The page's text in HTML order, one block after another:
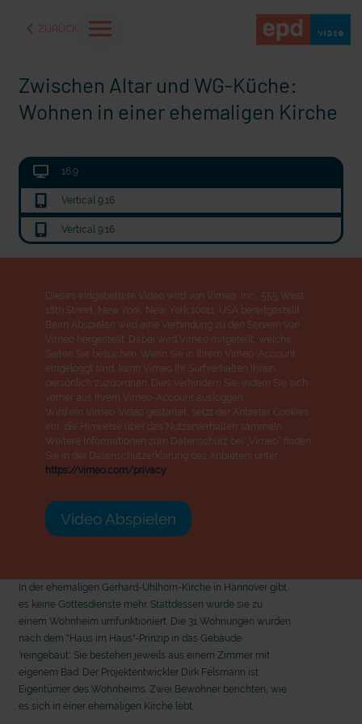
ZURÜCK
in der Ukraine 72 Stunden Musik
mit epd Text
Zwischen Altar und WG-Küche:
Wohnen in einer ehemaligen Kirche
16:9
Vertical 9:16
Vertical 9:16
Dieses eingebettete Video wird von Vimeo, Inc., 555 West
18th Street, New York, New York 10011, USA bereitgestellt.
Beim Abspielen wird eine Verbindung zu den Servern von
Vimeo hergestellt. Dabei wird Vimeo mitgeteilt, welche
Seiten Sie besuchen. Wenn Sie in Ihrem Vimeo-Account
eingeloggt sind, kann Vimeo Ihr Surfverhalten Ihnen
persönlich zuzuordnen. Dies verhindern Sie, indem Sie sich
vorher aus Ihrem Vimeo-Account ausloggen.
Wird ein Vimeo-Video gestartet, setzt der Anbieter Cookies
ein, die Hinweise über das Nutzerverhalten sammeln.
Weitere Informationen zum Datenschutz bei „Vimeo“ finden
Sie in der Datenschutzerklärung des Anbieters unter:
https://vimeo.com/privacy
Video Abspielen
In der ehemaligen Gerhard-Uhlhorn-Kirche in Hannover gibt
es keine Gottesdienste mehr. Stattdessen wurde sie zu
einem Wohnheim umfunktioniert. Die 31 Wohnungen wurden
nach dem "Haus im Haus"-Prinzip in das Gebäude
'reingebaut'. Sie bestehen jeweils aus einem Zimmer mit
eigenem Bad. Der Projektentwickler Dirk Felsmann ist
Eigentümer des Wohnheims. Zwei Bewohner berichten, wie
es sich in einer ehemaligen Kirche lebt.